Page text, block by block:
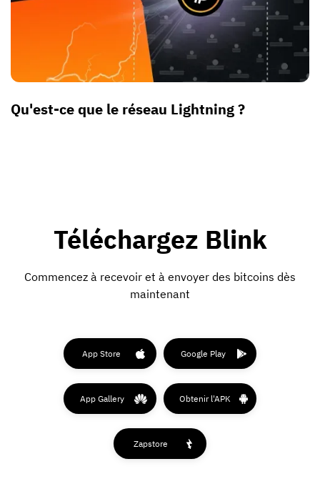
Qu'est-ce que le réseau Lightning ?
Téléchargez Blink
Commencez à recevoir et à envoyer des bitcoins dès
maintenant
App Store Google Play
App Gallery Obtenir l'APK
Zapstore